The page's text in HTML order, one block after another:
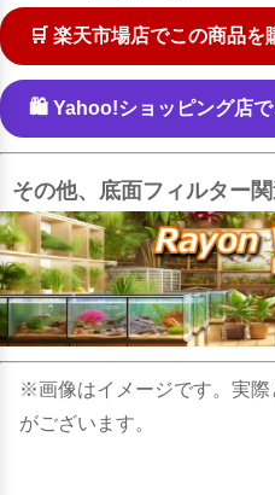
🛒 楽天市場店でこの商品を
🛍️ Yahoo!ショッピング店で
その他、底面フィルター
※画像はイメージです。実
がございます。